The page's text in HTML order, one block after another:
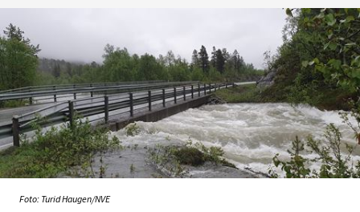
Foto: Turid Haugen/NVE